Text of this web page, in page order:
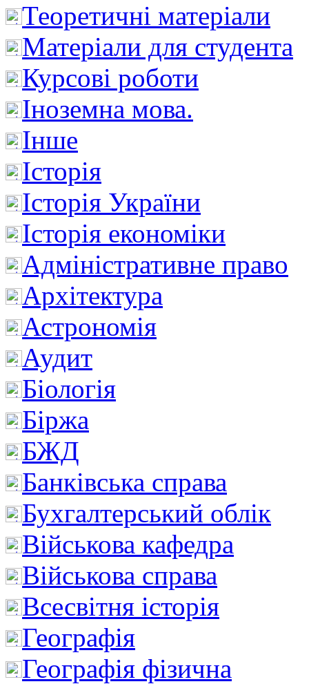
Теоретичні матеріали
Матеріали для студента
Курсові роботи
Іноземна мова.
Інше
Історія
Історія України
Історія економіки
Адміністративне право
Архітектура
Астрономія
Аудит
Біологія
Біржа
БЖД
Банківська справа
Бухгалтерський облік
Військова кафедра
Військова справа
Всесвітня історія
Географія
Географія фізична